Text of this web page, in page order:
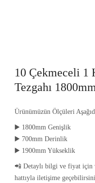
10 Çekmeceli 1
Tezgahı 1800mm
Ürünümüzün Ölçüleri
▶️ 1800mm Genişlik
▶️ 700mm Derinlik
▶️ 1900mm Yükseklik
📲 Detaylı bilgi ve fiyat için
hattıyla iletişime